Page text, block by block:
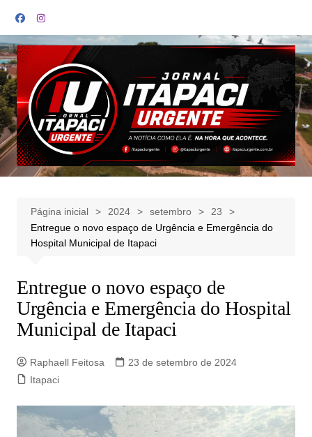
para
o
conteúdo
Página inicial 2024 setembro
23
Entregue o novo espaço de Urgência e Emergência do
Hospital Municipal de Itapaci
Entregue o novo espaço de
Urgência e Emergência do Hospital
Municipal de Itapaci
Raphaell Feitosa
23 de setembro de 2024
Itapaci